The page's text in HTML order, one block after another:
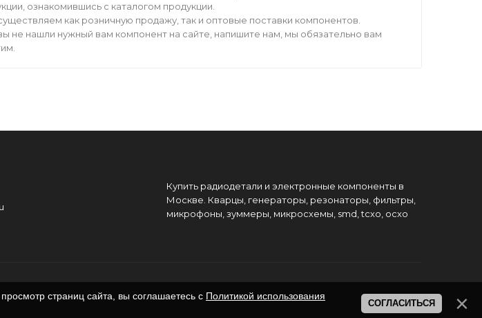
ознакомившись с каталогом продукции.
как розничную продажу, так и оптовые поставки компонентов.
не нашли нужный вам компонент на сайте, напишите нам, мы обязательно вам
Купить радиодетали и электронные компоненты в
Москве. Кварцы, генераторы, резонаторы, фильтры,
микрофоны, зуммеры, микросхемы, smd, tcxo, ocxo
страниц сайта, вы соглашаетесь с Политикой использования
СОГЛАСИТЬСЯ